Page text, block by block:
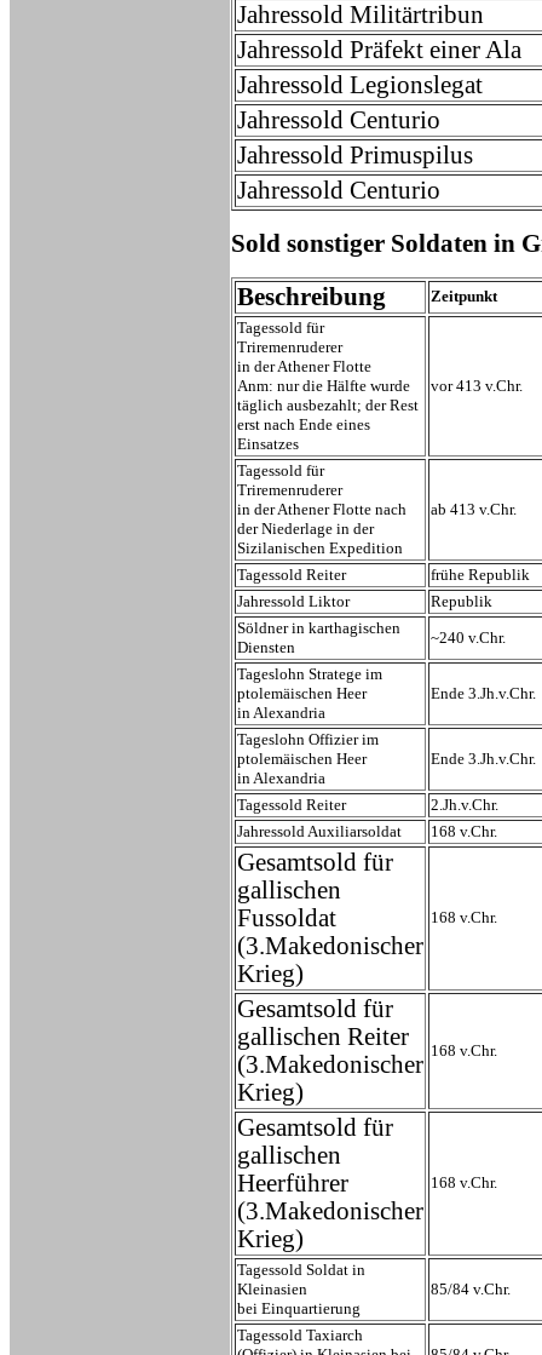
Jahressold Militärtribun
Jahressold Präfekt einer Ala
Jahressold Legionslegat
Jahressold Centurio
Jahressold Primuspilus
Jahressold Centurio
Sold sonstiger Soldaten in
Beschreibung
Zeitpunkt
Tagessold für
Triremenruderer
in der Athener Flotte
Anm: nur die Hälfte wurde
täglich ausbezahlt; der Rest
erst nach Ende eines
Einsatzes
vor 413 v.Chr.
Tagessold für
Triremenruderer
in der Athener Flotte nach
der Niederlage in der
Sizilanischen Expedition
ab 413 v.Chr.
Tagessold Reiter
frühe Republik
Jahressold Liktor
Republik
Söldner in karthagischen
Diensten
~240 v.Chr.
Tageslohn Stratege im
ptolemäischen Heer
in Alexandria
Ende 3.Jh.v.Chr.
Tageslohn Offizier im
ptolemäischen Heer
in Alexandria
Ende 3.Jh.v.Chr.
Tagessold Reiter
2.Jh.v.Chr.
Jahressold Auxiliarsoldat
168 v.Chr.
Gesamtsold für
gallischen
Fussoldat
(3.Makedonischer
Krieg)
168 v.Chr.
Gesamtsold für
gallischen Reiter
(3.Makedonischer
Krieg)
168 v.Chr.
Gesamtsold für
gallischen
Heerführer
(3.Makedonischer
Krieg)
168 v.Chr.
Tagessold Soldat in
Kleinasien
bei Einquartierung
85/84 v.Chr.
Tagessold Taxiarch